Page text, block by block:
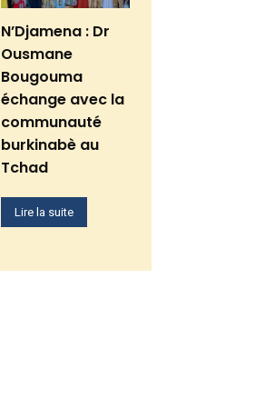
N’Djamena : Dr
Ousmane
Bougouma
échange avec la
communauté
burkinabè au
Tchad
Lire la suite